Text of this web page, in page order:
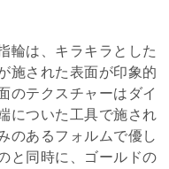
輪は、キラキラとした
施された表面が印象的
のテクスチャーはダイ
についた工具で施され
のあるフォルムで優し
と同時に、ゴールドの